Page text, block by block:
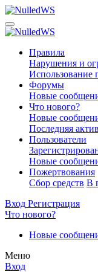
Правила
Нарушения и
Использование
Форумы
Новые
Что нового?
Новые
Последняя
Пользователи
Новые
Пожертвования
Сбор средств В
Вход Регистрация
Что нового?
Новые
Меню
Вход